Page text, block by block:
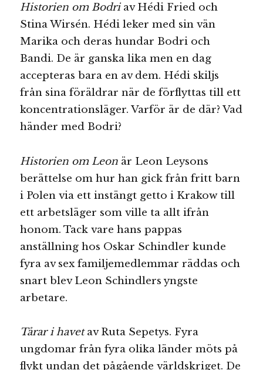
Historien om Bodriav Hédi Fried och
Stina Wirsén. Hédi leker med sin vän
Marika och deras hundar Bodri och
Bandi. De är ganska lika men en dag
accepteras bara en av dem. Hédi skiljs
från sina föräldrar när de förflyttas till ett
koncentrationsläger. Varför är de där? Vad
händer med Bodri?
Historien om Leon är Leon Leysons
berättelse om hur han gick från fritt barn
i Polen via ett instängt getto i Krakow till
ett arbetsläger som ville ta allt ifrån
honom. Tack vare hans pappas
anställning hos Oskar Schindler kunde
fyra av sex familjemedlemmar räddas och
snart blev Leon Schindlers yngste
arbetare.
Tårar i havetav Ruta Sepetys. Fyra
ungdomar från fyra olika länder möts på
flykt undan det pågående världskriget. De